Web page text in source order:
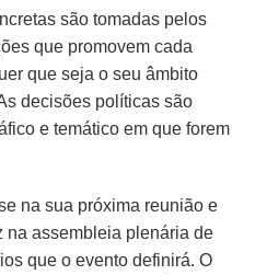
são tomadas pelos
que promovem cada
que seja o seu âmbito
decisões políticas são
e temático em que forem
na sua próxima reunião e
na assembleia plenária de
que o evento definirá. O